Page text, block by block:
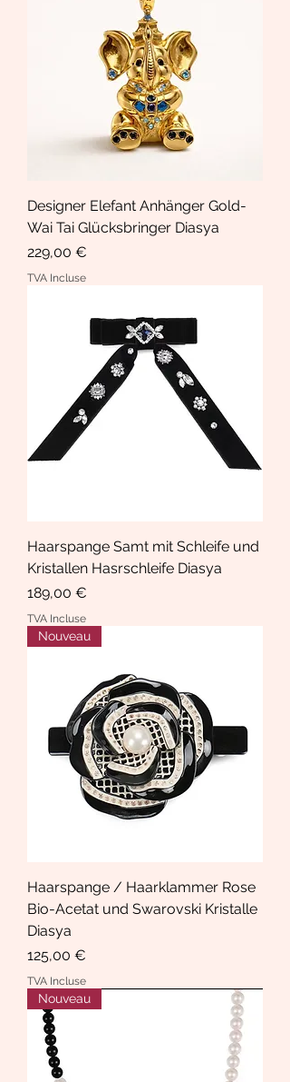
Designer Elefant Anhänger Gold-
Wai Tai Glücksbringer Diasya
Prix
229,00 €
TVA Incluse
Haarspange Samt mit Schleife und
Kristallen Hasrschleife Diasya
Prix
189,00 €
TVA Incluse
Nouveau
Haarspange / Haarklammer Rose
Bio-Acetat und Swarovski Kristalle
Diasya
Prix
125,00 €
TVA Incluse
Nouveau